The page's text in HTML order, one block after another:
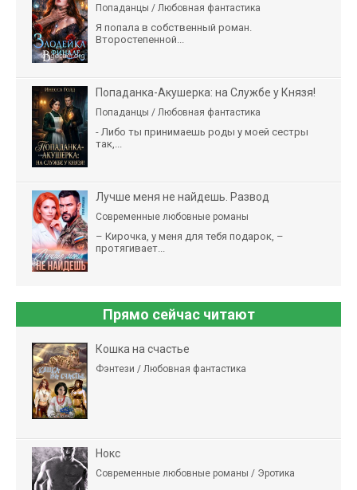
Попаданцы / Любовная фантастика
Я попала в собственный роман.
Второстепенной...
Попаданка-Акушерка: на Службе у Князя!
Попаданцы / Любовная фантастика
- Либо ты принимаешь роды у моей сестры
так,...
Лучше меня не найдешь. Развод
Современные любовные романы
– Кирочка, у меня для тебя подарок, –
протягивает...
Прямо сейчас читают
Кошка на счастье
Фэнтези / Любовная фантастика
Нокс
Современные любовные романы / Эротика